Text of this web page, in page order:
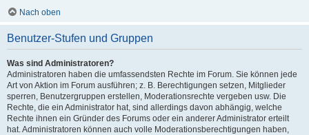
Nach oben
Benutzer-Stufen und Gruppen
Was sind Administratoren?
Administratoren haben die umfassendsten Rechte im Forum. Sie können jede
Art von Aktion im Forum ausführen; z. B. Berechtigungen setzen, Mitglieder
sperren, Benutzergruppen erstellen, Moderationsrechte vergeben usw. Die
Rechte, die ein Administrator hat, sind allerdings davon abhängig, welche
Rechte ihnen ein Gründer des Forums oder ein anderer Administrator erteilt
hat. Administratoren können auch volle Moderationsberechtigungen haben,